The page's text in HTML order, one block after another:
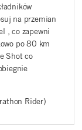
na przemian
, co zapewni
po 80 km
Shot co
Rider)